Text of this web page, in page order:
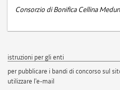
Consorzio di Bonifica Cellina
istruzioni per gli enti
per pubblicare i bandi di concorso sul
utilizzare l'e-mail